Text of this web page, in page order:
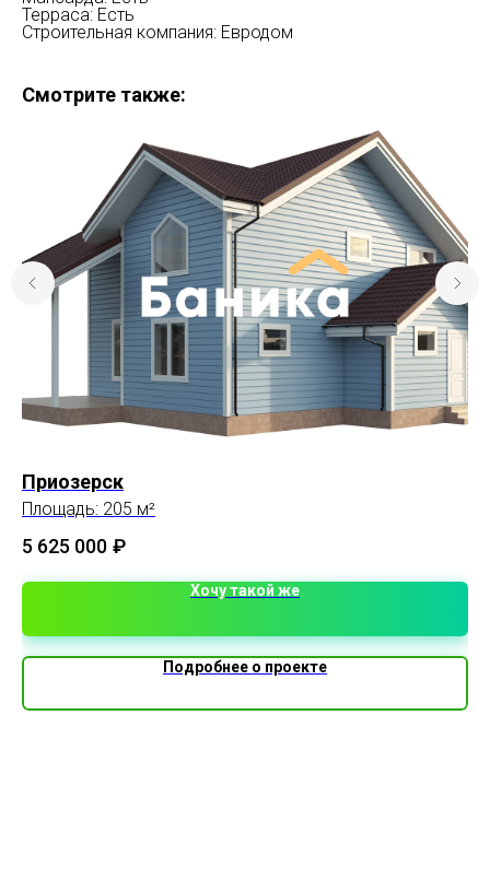
Терраса: Есть
Строительная компания: Евродом
Смотрите также:
Приозерск
Площадь: 205 м²
5 625 000 ₽
Хочу такой же
Подробнее о проекте